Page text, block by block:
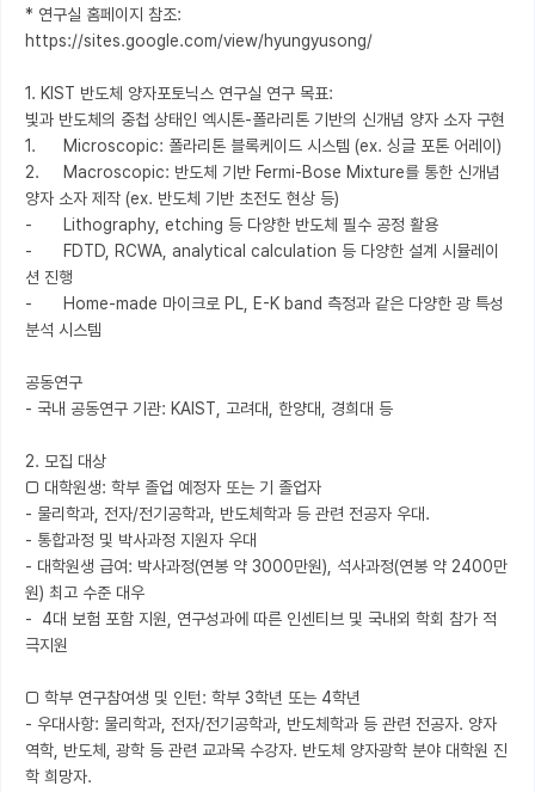
* 연구실 홈페이지 참조:
https://sites.google.com/view/hyungyusong/
1. KIST 반도체 양자포토닉스 연구실 연구 목표:
빛과 반도체의 중첩 상태인 엑시톤-폴라리톤 기반의 신개념 양자 소자 구현
1.	Microscopic: 폴라리톤 블록케이드 시스템 (ex. 싱글 포톤 어레이)
2.	Macroscopic: 반도체 기반 Fermi-Bose Mixture를 통한 신개념
양자 소자 제작 (ex. 반도체 기반 초전도 현상 등)
-	Lithography, etching 등 다양한 반도체 필수 공정 활용
-	FDTD, RCWA, analytical calculation 등 다양한 설계 시뮬레이
션 진행
-	Home-made 마이크로 PL, E-K band 측정과 같은 다양한 광 특성
분석 시스템
공동연구
- 국내 공동연구 기관: KAIST, 고려대, 한양대, 경희대 등
2. 모집 대상
□ 대학원생: 학부 졸업 예정자 또는 기 졸업자
- 물리학과, 전자/전기공학과, 반도체학과 등 관련 전공자 우대.
- 통합과정 및 박사과정 지원자 우대
- 대학원생 급여: 박사과정(연봉 약 3000만원), 석사과정(연봉 약 2400만
원) 최고 수준 대우
-  4대 보험 포함 지원, 연구성과에 따른 인센티브 및 국내외 학회 참가 적
극지원
□ 학부 연구참여생 및 인턴: 학부 3학년 또는 4학년
- 우대사항: 물리학과, 전자/전기공학과, 반도체학과 등 관련 전공자. 양자
역학, 반도체, 광학 등 관련 교과목 수강자. 반도체 양자광학 분야 대학원 진
학 희망자.